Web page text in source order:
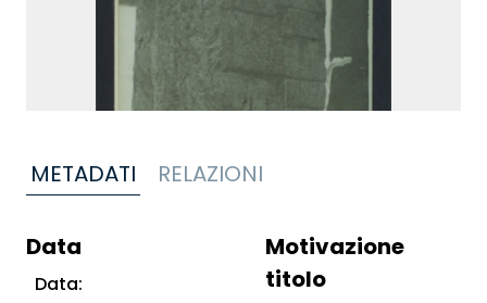
METADATI RELAZIONI
Data
Data:
Motivazione
titolo